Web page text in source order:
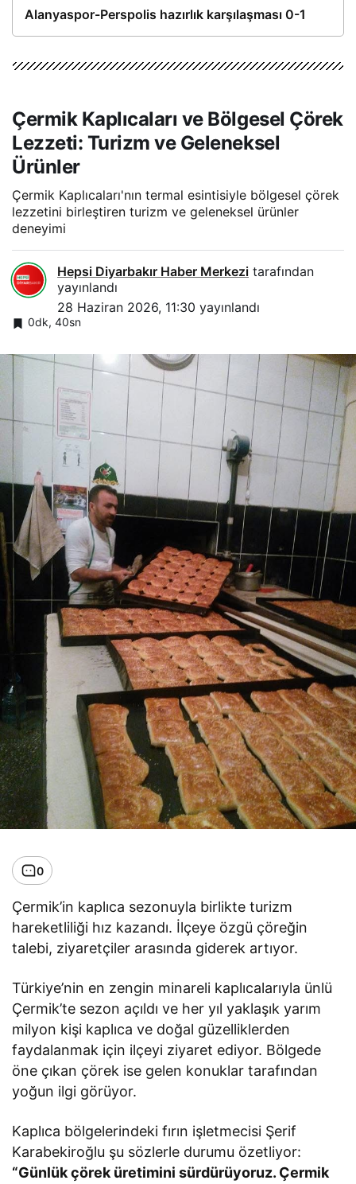
Alanyaspor-Perspolis hazırlık karşılaşması 0-1
Çermik Kaplıcaları ve Bölgesel Çörek
Lezzeti: Turizm ve Geleneksel
Ürünler
Çermik Kaplıcaları'nın termal esintisiyle bölgesel çörek
lezzetini birleştiren turizm ve geleneksel ürünler
deneyimi
Hepsi Diyarbakır Haber Merkezi tarafından
yayınlandı
28 Haziran 2026, 11:30 yayınlandı
0dk, 40sn
0
Çermik’in kaplıca sezonuyla birlikte turizm
hareketliliği hız kazandı. İlçeye özgü çöreğin
talebi, ziyaretçiler arasında giderek artıyor.
Türkiye’nin en zengin minareli kaplıcalarıyla ünlü
Çermik’te sezon açıldı ve her yıl yaklaşık yarım
milyon kişi kaplıca ve doğal güzelliklerden
faydalanmak için ilçeyi ziyaret ediyor. Bölgede
öne çıkan çörek ise gelen konuklar tarafından
yoğun ilgi görüyor.
Kaplıca bölgelerindeki fırın işletmecisi Şerif
Karabekiroğlu şu sözlerle durumu özetliyor:
“Günlük çörek üretimini sürdürüyoruz. Çermik